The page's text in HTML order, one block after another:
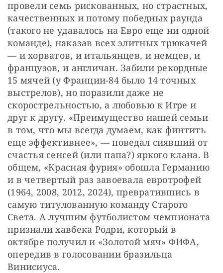
провели семь рискованных, но страстных,
качественных и потому победных раунда
(такого не удавалось на Евро еще ни одной
команде), наказав всех элитных трюкачей
— и хорватов, и итальянцев, и немцев, и
французов, и англичан. Забили рекордные
15 мячей (у Франции-84 было 14 точных
выстрелов), но поразили даже не
скорострельностью, а любовью к Игре и
друг к другу. «Преимущество нашей семьи
в том, что мы всегда думаем, как финтить
еще эффективнее», — поведал сиявший от
счастья сенсей (или папа?) яркого клана. В
общем, «Красная фурия» обошла Германию
и в четвертый раз завоевала евротрофей
(1964, 2008, 2012, 2024), превратившись в
самую титулованную команду Старого
Света. А лучшим футболистом чемпионата
признали хавбека Родри, который в
октябре получил и «Золотой мяч» ФИФА,
опередив в голосовании бразильца
Винисиуса.